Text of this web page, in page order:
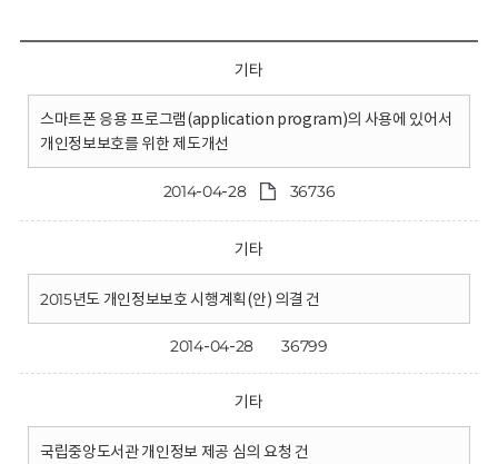
기타
스마트폰 응용 프로그램(application program)의 사용에 있어서
개인정보보호를 위한 제도개선
2014-04-28 36736
기타
2015년도 개인정보보호 시행계획(안) 의결 건
2014-04-28 36799
기타
국립중앙도서관 개인정보 제공 심의 요청 건